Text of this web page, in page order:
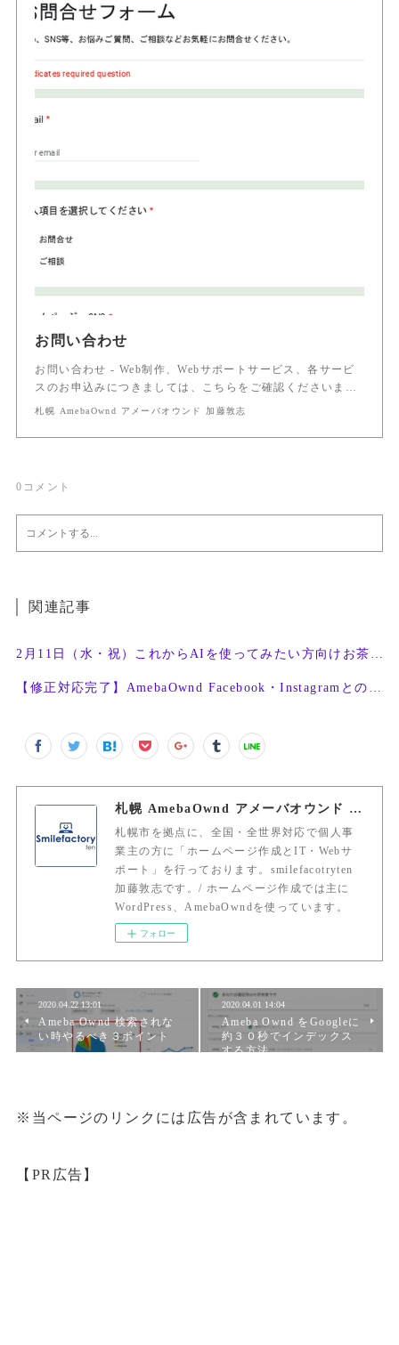
お問い合わせ
お問い合わせ - Web制作、Webサポートサービス、各サービ
スのお申込みにつきましては、こちらをご確認くださいま…
札幌 AmebaOwnd アメーバオウンド 加藤敦志
0 コメント
関連記事
2月11日（水・祝）これからAIを使ってみたい方向けお茶会開催
【修正対応完了】AmebaOwnd Facebook・Instagramとの連携機能
札幌 AmebaOwnd アメーバオウンド 加藤敦志
札幌市を拠点に、全国・全世界対応で個人事
業主の方に「ホームページ作成とIT・Webサ
ポート」を行っております。smilefacotryten
加藤敦志です。/ ホームページ作成では主に
WordPress、AmebaOwndを使っています。
フォロー
2020.04.22 13:01
Ameba Ownd 検索されな
い時やるべき３ポイント
2020.04.01 14:04
Ameba Ownd をGoogleに
約３０秒でインデックス
する方法
※当ページのリンクには広告が含まれています。
【PR広告】